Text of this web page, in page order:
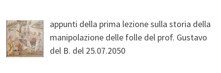
appunti della prima lezione sulla storia della
manipolazione delle folle del prof. Gustavo
del B. del 25.07.2050